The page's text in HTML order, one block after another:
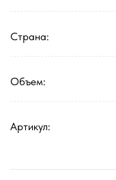
Страна:
Объем:
Артикул: